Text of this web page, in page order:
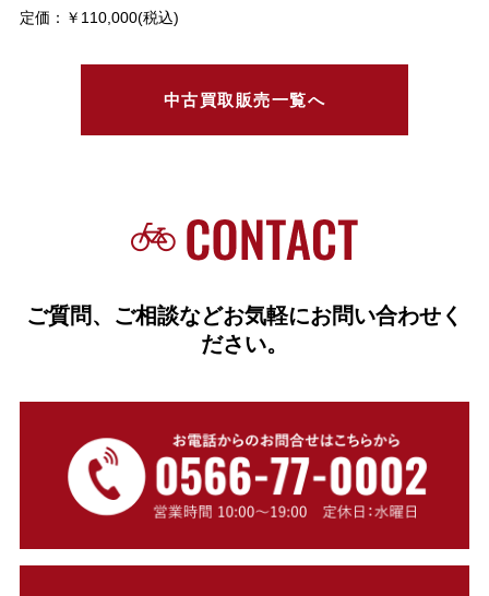
定価：￥110,000(税込)
中古買取販売一覧へ
ご質問、ご相談などお気軽にお問い合わせく
ださい。